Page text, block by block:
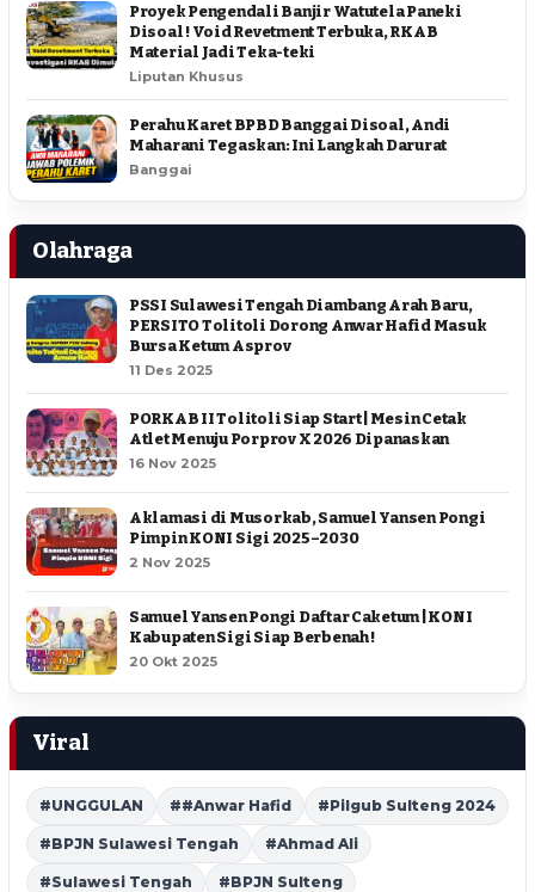
Proyek Pengendali Banjir Watutela Paneki
Disoal ! Void Revetment Terbuka, RKAB
Material Jadi Teka-teki
Liputan Khusus
Perahu Karet BPBD Banggai Disoal, Andi
Maharani Tegaskan: Ini Langkah Darurat
Banggai
Olahraga
PSSI Sulawesi Tengah Diambang Arah Baru,
PERSITO Tolitoli Dorong Anwar Hafid Masuk
Bursa Ketum Asprov
11 Des 2025
PORKAB II Tolitoli Siap Start | Mesin Cetak
Atlet Menuju Porprov X 2026 Dipanaskan
16 Nov 2025
Aklamasi di Musorkab, Samuel Yansen Pongi
Pimpin KONI Sigi 2025–2030
2 Nov 2025
Samuel Yansen Pongi Daftar Caketum | KONI
Kabupaten Sigi Siap Berbenah !
20 Okt 2025
Viral
#UNGGULAN ##Anwar Hafid #Pilgub Sulteng 2024
#BPJN Sulawesi Tengah #Ahmad Ali
#Sulawesi Tengah #BPJN Sulteng